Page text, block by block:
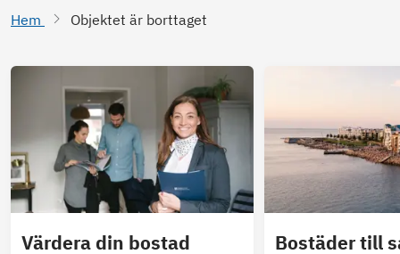
Hem Objektet är borttaget
Värdera din bostad
Bostäder till